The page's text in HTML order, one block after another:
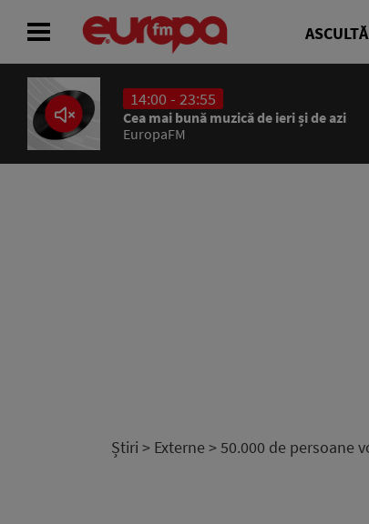
14:00 - 23:55
Cea mai bună muzică de ieri și de azi
EuropaFM
Știri > Externe > 50.000 de persoane
ACASĂ
ȘTIRI